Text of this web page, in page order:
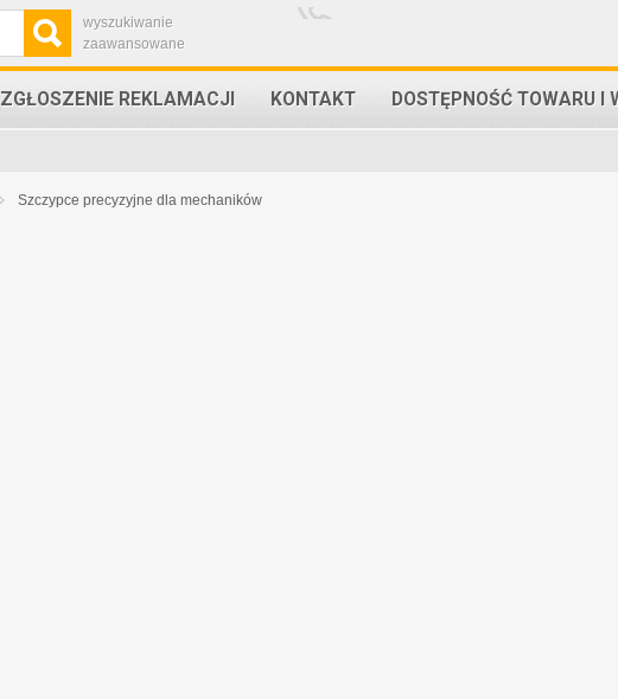
wyszukiwanie
zaawansowane
ZGŁOSZENIE REKLAMACJI KONTAKT DOSTĘPNOŚĆ TOWARU I
Szczypce precyzyjne dla mechaników